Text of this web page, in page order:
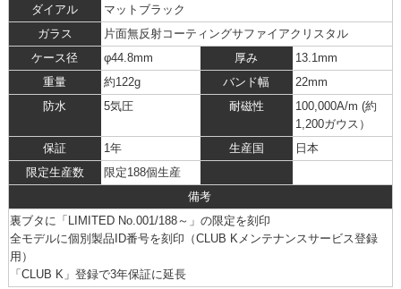
ダイアル
マットブラック
ガラス
片面無反射コーティングサファイアクリスタル
ケース径
φ44.8mm 厚み
13.1mm
重量
約122g バンド幅
22mm
防水
5気圧 耐磁性
100,000A/m (約
1,200ガウス）
保証
1年 生産国
日本
限定生産数
限定188個生産
備考
裏ブタに「LIMITED No.001/188～」の限定を刻印
全モデルに個別製品ID番号を刻印（CLUB Kメンテナンスサービス登録
用）
「CLUB K」登録で3年保証に延長